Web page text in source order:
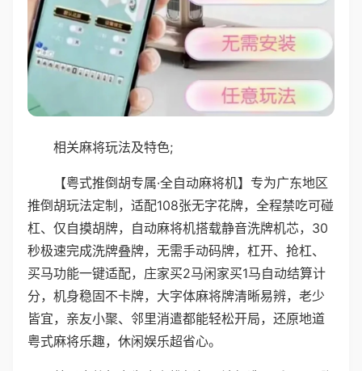
相关麻将玩法及特色;
【粤式推倒胡专属·全自动麻将机】专为广东地区
推倒胡玩法定制，适配108张无字花牌，全程禁吃可碰
杠、仅自摸胡牌，自动麻将机搭载静音洗牌机芯，30
秒极速完成洗牌叠牌，无需手动码牌，杠开、抢杠、
买马功能一键适配，庄家买2马闲家买1马自动结算计
分，机身稳固不卡牌，大字体麻将牌清晰易辨，老少
皆宜，亲友小聚、邻里消遣都能轻松开局，还原地道
粤式麻将乐趣，休闲娱乐超省心。